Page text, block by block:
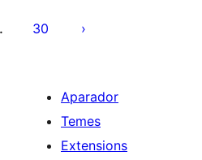
30
Aparador
Temes
Extensions